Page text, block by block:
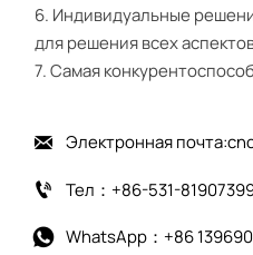
6. Индивидуальные
для решения всех
7. Самая

 Тел：+86-531-
 WhatsApp：+86